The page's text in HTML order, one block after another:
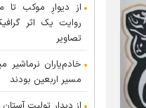
از دیوارِ موکب تا
روایت یک اثر
تصاویر
مسیر اربعین بودند